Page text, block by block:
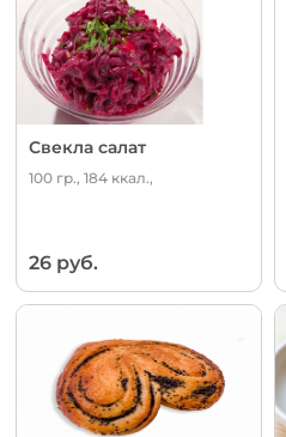
Свекла салат
100 гр., 184 ккал.,
26 руб.